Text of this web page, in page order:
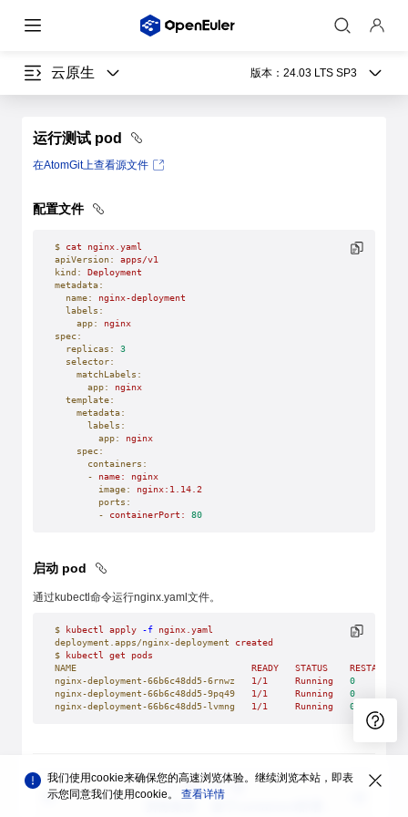
云原生 版本： 24.03 LTS SP3
运行测试 pod
在AtomGit上查看源文件
配置文件
$ cat nginx.yaml
apiVersion:
apps/v1
kind:
Deployment
metadata:
  name:
nginx-deployment
  labels:
    app:
nginx
spec:
  replicas:
3
  selector:
    matchLabels:
      app:
nginx
  template:
    metadata:
      labels:
        app:
nginx
    spec:
      containers:
      -
name:
nginx
        image:
nginx:1.14.2
        ports:
        -
containerPort: 80
启动 pod
通过kubectl命令运行nginx.yaml文件。
$ kubectl apply -f nginx.yaml
deployment.apps/nginx-deployment created
$ kubectl get pods
NAME
                                READY
   STATUS
    RESTARTS
nginx-deployment-66b6c48dd5-6rnwz
   1/1
     Running
   0
nginx-deployment-66b6c48dd5-9pq49
   1/1
     Running
   0
nginx-deployment-66b6c48dd5-lvmng
   1/1
     Running
   0
上一篇 下一篇
我们使用cookie来确保您的高速浏览体验。继续浏览本站，即表
示您同意我们使用cookie。 查看详情